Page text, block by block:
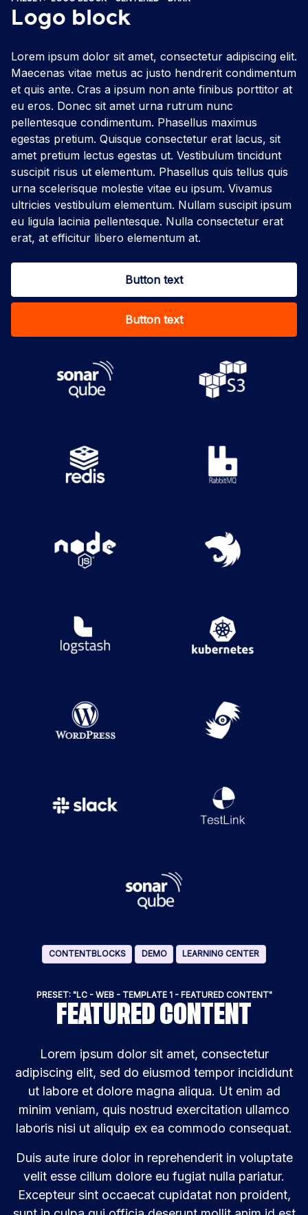
Logo block
Lorem ipsum dolor sit amet, consectetur adipiscing elit.
Maecenas vitae metus ac justo hendrerit condimentum
et quis ante. Cras a ipsum non ante finibus porttitor at
eu eros. Donec sit amet urna rutrum nunc
pellentesque condimentum. Phasellus maximus
egestas pretium. Quisque consectetur erat lacus, sit
amet pretium lectus egestas ut. Vestibulum tincidunt
suscipit risus ut elementum. Phasellus quis tellus quis
urna scelerisque molestie vitae eu ipsum. Vivamus
ultricies vestibulum elementum. Nullam suscipit ipsum
eu ligula lacinia pellentesque. Nulla consectetur erat
erat, at efficitur libero elementum at.
Button text
Button text
CONTENTBLOCKS DEMO LEARNING CENTER
PRESET: "LC - WEB - TEMPLATE 1 - FEATURED CONTENT"
FEATURED CONTENT
Lorem ipsum dolor sit amet, consectetur
adipiscing elit, sed do eiusmod tempor incididunt
ut labore et dolore magna aliqua. Ut enim ad
minim veniam, quis nostrud exercitation ullamco
laboris nisi ut aliquip ex ea commodo consequat.
Duis aute irure dolor in reprehenderit in voluptate
velit esse cillum dolore eu fugiat nulla pariatur.
Excepteur sint occaecat cupidatat non proident,